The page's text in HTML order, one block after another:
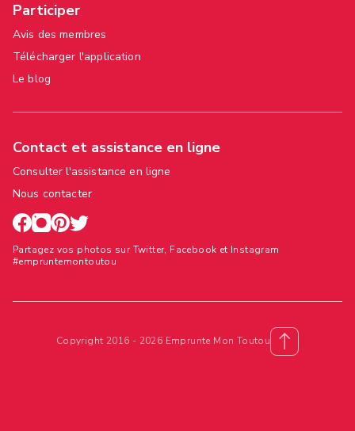
Participer
Avis des membres
Télécharger l'application
Le blog
Contact et assistance en ligne
Consulter l'assistance en ligne
Nous contacter
Partagez vos photos sur Twitter, Facebook et Instagram
#empruntemontoutou
Copyright 2016 - 2026 Emprunte Mon Toutou